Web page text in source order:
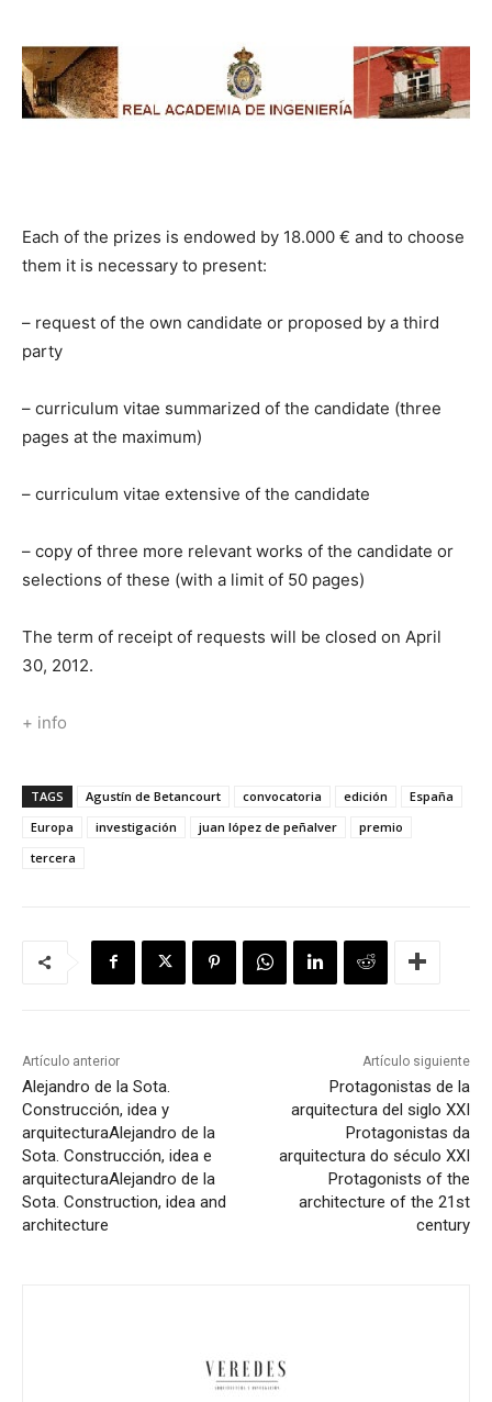
Each of the prizes is endowed by 18.000 € and to choose
them it is necessary to present:
– request of the own candidate or proposed by a third
party
– curriculum vitae summarized of the candidate (three
pages at the maximum)
– curriculum vitae extensive of the candidate
– copy of three more relevant works of the candidate or
selections of these (with a limit of 50 pages)
The term of receipt of requests will be closed on April
30, 2012.
+ info
TAGS Agustín de Betancourt convocatoria edición
España
Europa
investigación juan lópez de peñalver
premio
tercera
Artículo anterior
Alejandro de la Sota.
Construcción, idea y
arquitecturaAlejandro de la
Sota. Construcción, idea e
arquitecturaAlejandro de la
Sota. Construction, idea and
architecture
Artículo siguiente
Protagonistas de la
arquitectura del siglo XXI
Protagonistas da
arquitectura do século XXI
Protagonists of the
architecture of the 21st
century